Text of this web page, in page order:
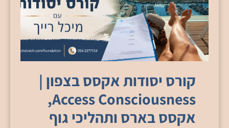
קורס יסודות אקסס בצפון |
Access Consciousness,
אקסס בארס ותהליכי גוף